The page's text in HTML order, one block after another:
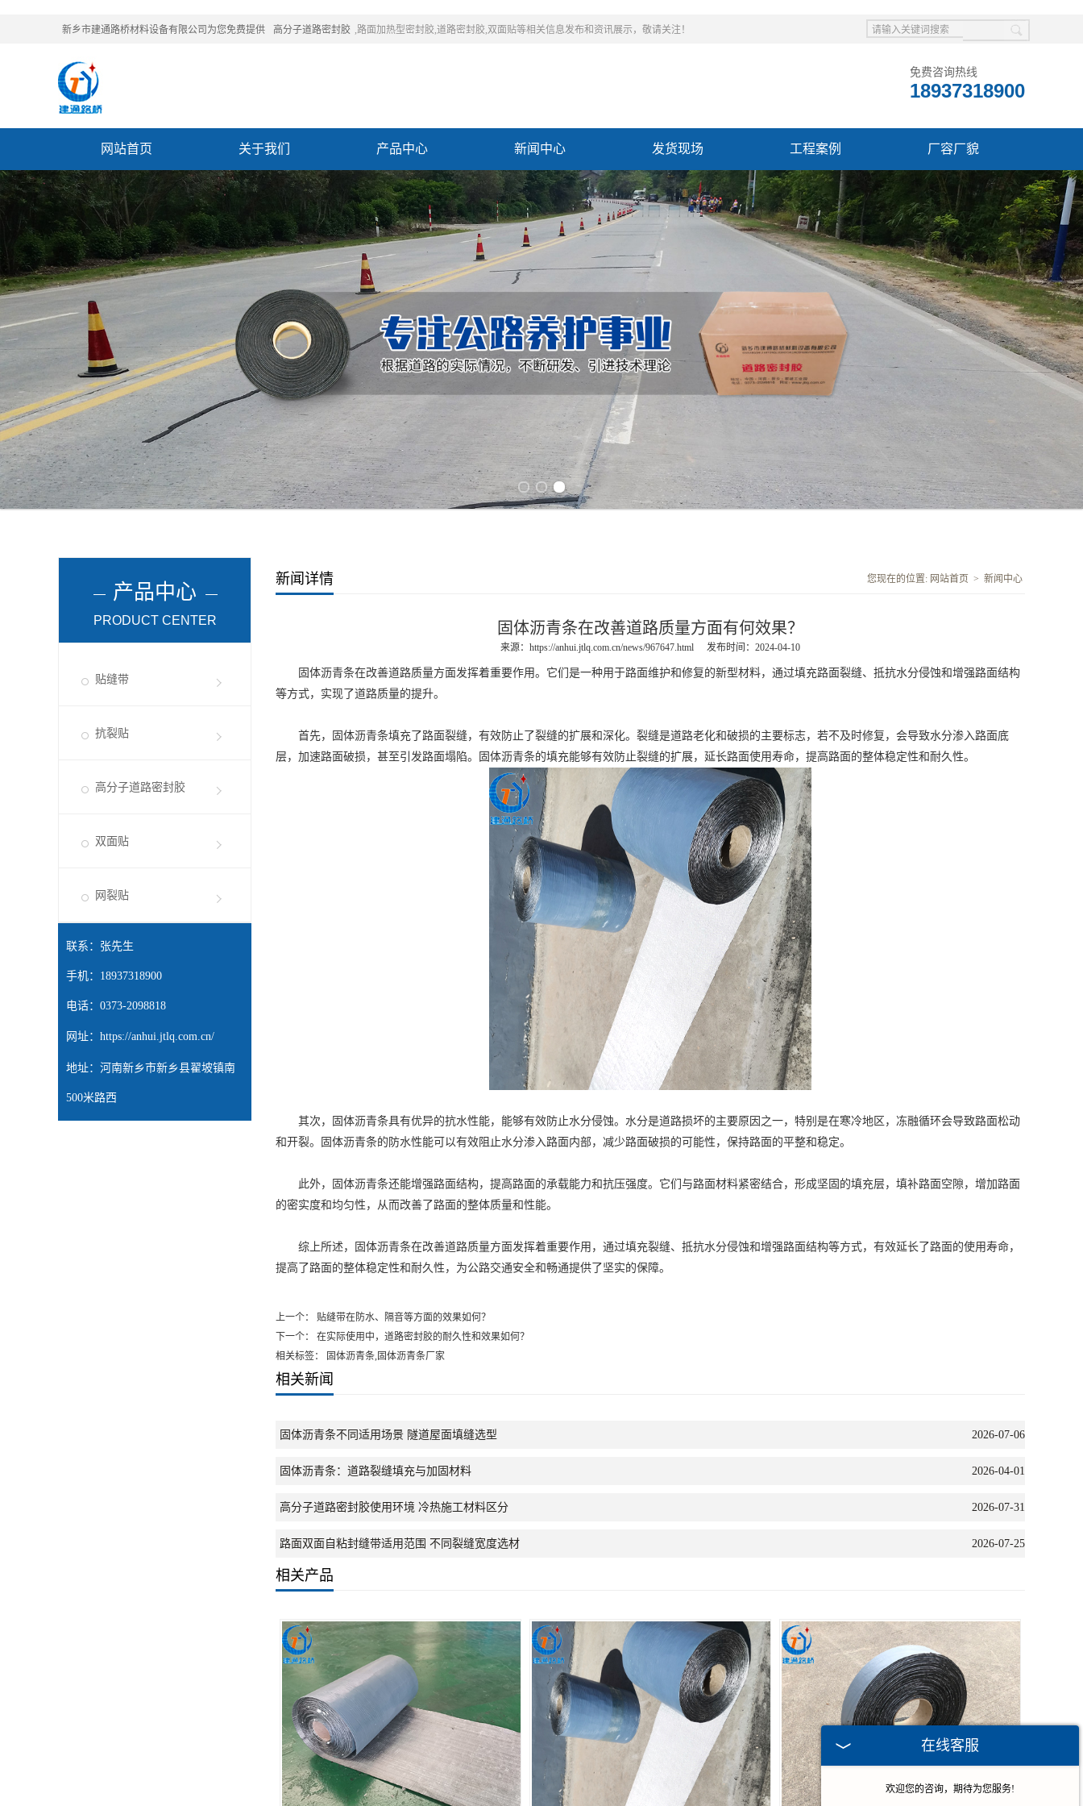
新乡市建通路桥材料设备有限公司为您免费提供 高分子道路密封胶 ,路面加热型密封胶,道路密封胶,双面贴等相关信息发布和资讯展示，敬请关注！
免费咨询热线
18937318900
网站首页 关于我们 产品中心 新闻中心 发货现场 工程案例 厂容厂貌
联系我们
产品中心
PRODUCT CENTER
贴缝带
抗裂贴
高分子道路密封胶
双面贴
网裂贴
联系：张先生
手机：18937318900
电话：0373-2098818
网址： https://anhui.jtlq.com.cn/
地址：河南新乡市新乡县翟坡镇南
500米路西
新闻详情 您现在的位置: 网站首页 > 新闻中心
固体沥青条在改善道路质量方面有何效果？
来源： https://anhui.jtlq.com.cn/news/967647.html 发布时间：2024-04-10
固体沥青条在改善道路质量方面发挥着重要作用。它们是一种用于路面维护和修复的新型材料，通过填充路面裂缝、抵抗水分侵蚀和增强路面结构
等方式，实现了道路质量的提升。
首先，固体沥青条填充了路面裂缝，有效防止了裂缝的扩展和深化。裂缝是道路老化和破损的主要标志，若不及时修复，会导致水分渗入路面底
层，加速路面破损，甚至引发路面塌陷。固体沥青条的填充能够有效防止裂缝的扩展，延长路面使用寿命，提高路面的整体稳定性和耐久性。
其次，固体沥青条具有优异的抗水性能，能够有效防止水分侵蚀。水分是道路损坏的主要原因之一，特别是在寒冷地区，冻融循环会导致路面松动
和开裂。固体沥青条的防水性能可以有效阻止水分渗入路面内部，减少路面破损的可能性，保持路面的平整和稳定。
此外，固体沥青条还能增强路面结构，提高路面的承载能力和抗压强度。它们与路面材料紧密结合，形成坚固的填充层，填补路面空隙，增加路面
的密实度和均匀性，从而改善了路面的整体质量和性能。
综上所述，固体沥青条在改善道路质量方面发挥着重要作用，通过填充裂缝、抵抗水分侵蚀和增强路面结构等方式，有效延长了路面的使用寿命，
提高了路面的整体稳定性和耐久性，为公路交通安全和畅通提供了坚实的保障。
上一个：
贴缝带在防水、隔音等方面的效果如何？
下一个：
在实际使用中，道路密封胶的耐久性和效果如何？
相关标签： 固体沥青条,固体沥青条厂家
相关新闻
固体沥青条不同适用场景 隧道屋面填缝选型 2026-07-06
固体沥青条：道路裂缝填充与加固材料 2026-04-01
高分子道路密封胶使用环境 冷热施工材料区分 2026-07-31
路面双面自粘封缝带适用范围 不同裂缝宽度选材 2026-07-25
相关产品
在线客服
欢迎您的咨询，期待为您服务!